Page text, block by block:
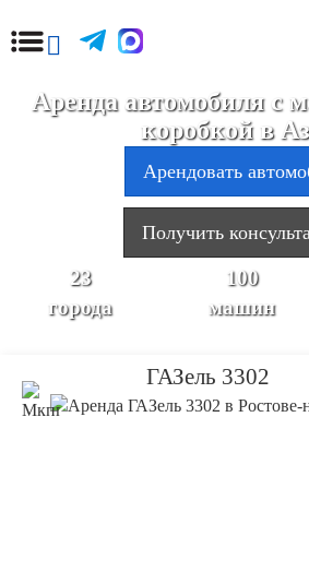
Аренда автомобиля с
коробкой в
Арендовать
Получить
23
города
100
машин
ГАЗель 3302